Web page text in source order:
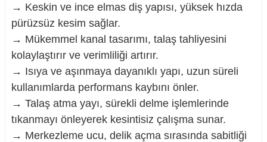
→ Keskin ve ince elmas diş yapısı, yüksek hızda
pürüzsüz kesim sağlar.
→ Mükemmel kanal tasarımı, talaş tahliyesini
kolaylaştırır ve verimliliği artırır.
→ Isıya ve aşınmaya dayanıklı yapı, uzun süreli
kullanımlarda performans kaybını önler.
→ Talaş atma yayı, sürekli delme işlemlerinde
tıkanmayı önleyerek kesintisiz çalışma sunar.
→ Merkezleme ucu, delik açma sırasında sabitliği